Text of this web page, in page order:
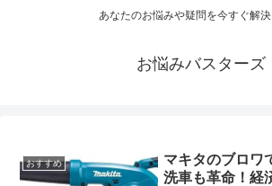
あなたのお悩みや疑問を今すぐ解決
お悩みバスターズ
おすすめ
マキタのブロワ
洗車も革命！経